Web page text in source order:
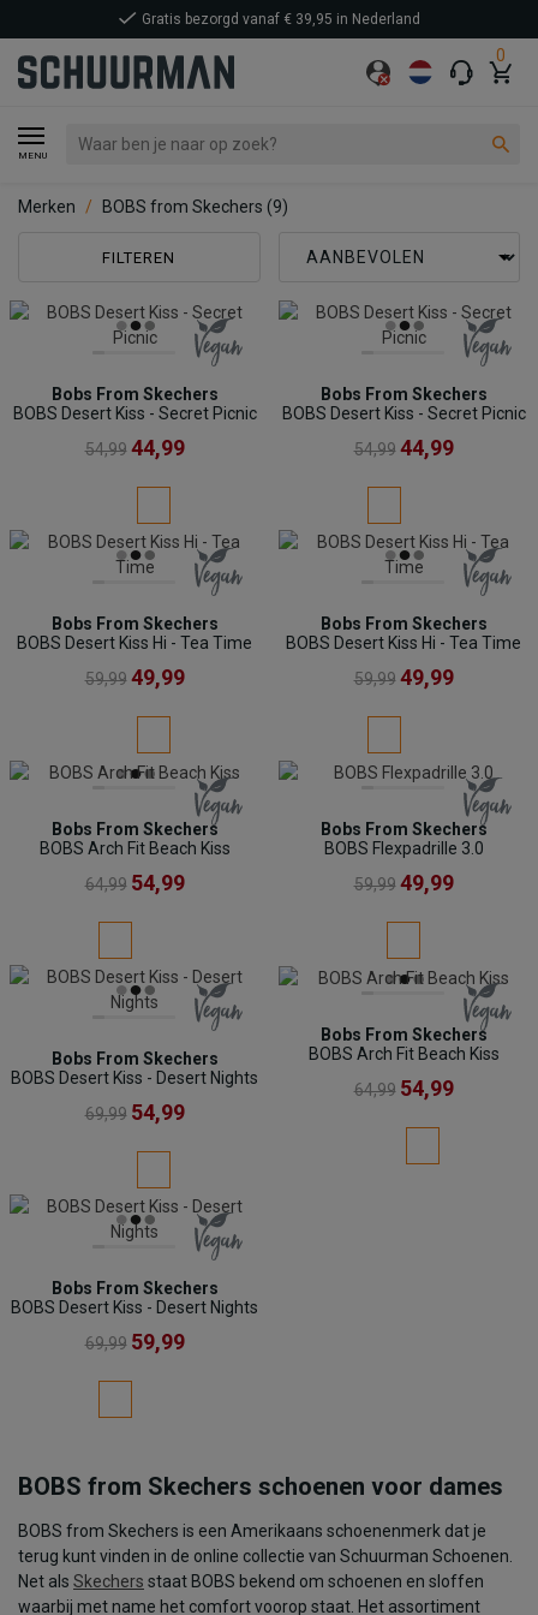
0
MENU
Gratis bezorgd vanaf € 39,95 in Nederland
Merken BOBS from Skechers (9)
FILTEREN
Bobs From Skechers
BOBS Desert Kiss - Secret Picnic
54,99 44,99
Bobs From Skechers
BOBS Desert Kiss - Secret Picnic
54,99 44,99
Bobs From Skechers
BOBS Desert Kiss Hi - Tea Time
59,99 49,99
Bobs From Skechers
BOBS Desert Kiss Hi - Tea Time
59,99 49,99
Bobs From Skechers
BOBS Arch Fit Beach Kiss
64,99 54,99
Bobs From Skechers
BOBS Flexpadrille 3.0
59,99 49,99
Bobs From Skechers
BOBS Desert Kiss - Desert Nights
69,99 54,99
Bobs From Skechers
BOBS Arch Fit Beach Kiss
64,99 54,99
Bobs From Skechers
BOBS Desert Kiss - Desert Nights
69,99 59,99
BOBS from Skechers schoenen voor dames
BOBS from Skechers is een Amerikaans schoenenmerk dat je
terug kunt vinden in de online collectie van Schuurman Schoenen.
Net als Skechers staat BOBS bekend om schoenen en sloffen
waarbij met name het comfort voorop staat. Het assortiment